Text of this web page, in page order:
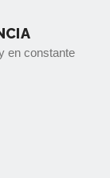
en constante